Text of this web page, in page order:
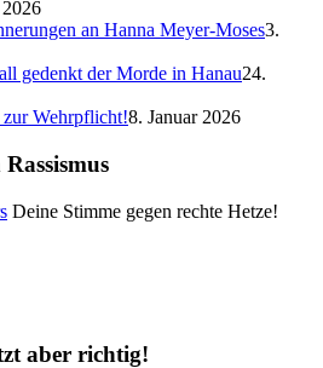
an Hanna Meyer-Moses3.
gedenkt der Morde in Hanau24.
Wehrpflicht!8. Januar 2026
Deine Stimme gegen rechte Hetze!
aber richtig!